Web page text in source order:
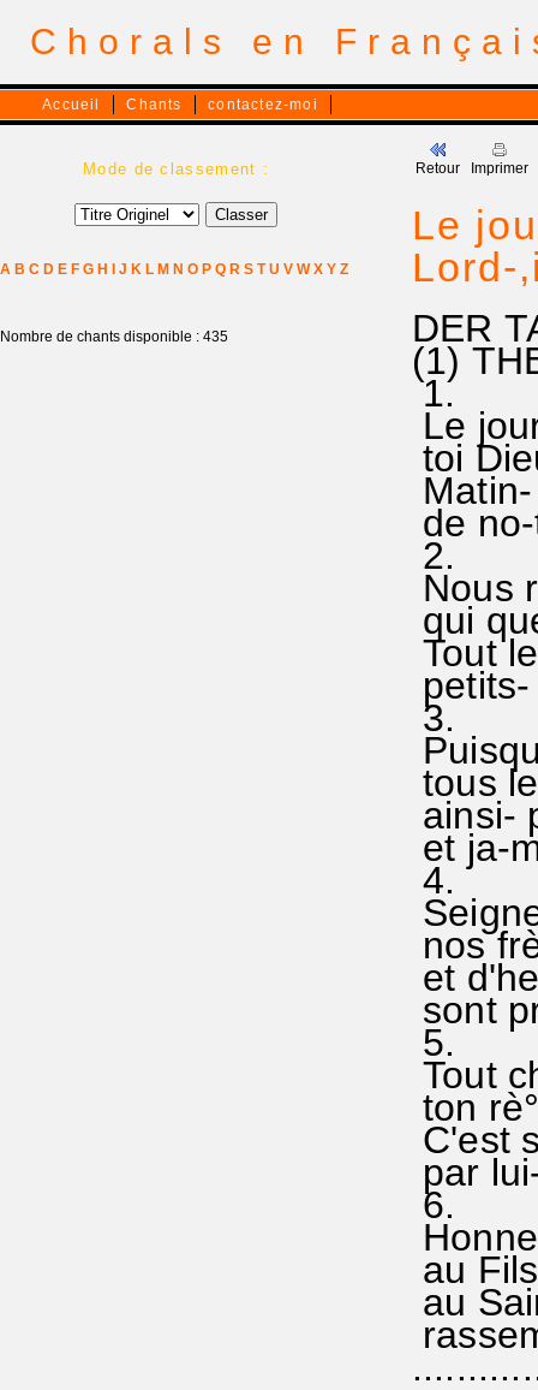
Chorals en
Accueil Chants contactez-moi
Mode de classement :
A B C D E F G H J K L M N O P Q R S T U V W X Y Z
Nombre de chants disponible : 435
Retour Imprimer
Le
Lord-
DER
(1)
1.
Le
toi
de
2.
Nous
qui
Tout
3.
tous
ainsi-
et ja-
4.
nos
et
sont
5.
Tout
ton
C'est
par
au
au